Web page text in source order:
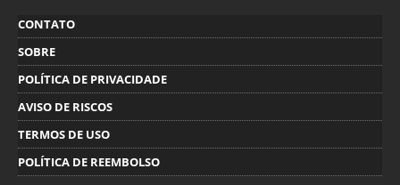
CONTATO
SOBRE
POLÍTICA DE PRIVACIDADE
AVISO DE RISCOS
TERMOS DE USO
POLÍTICA DE REEMBOLSO